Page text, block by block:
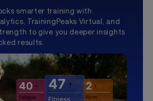
smarter training with
TrainingPeaks Virtual, and
to give you deeper insights
results.